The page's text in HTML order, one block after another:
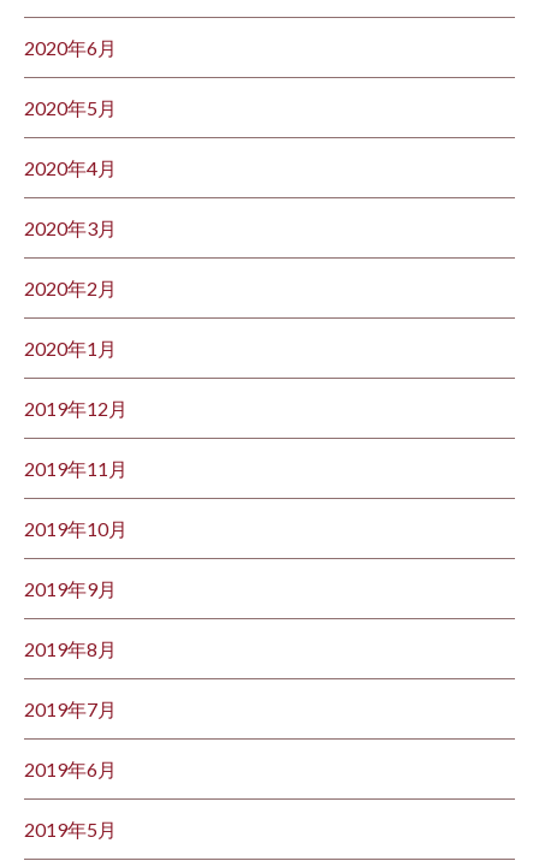
2020年6月
2020年5月
2020年4月
2020年3月
2020年2月
2020年1月
2019年12月
2019年11月
2019年10月
2019年9月
2019年8月
2019年7月
2019年6月
2019年5月